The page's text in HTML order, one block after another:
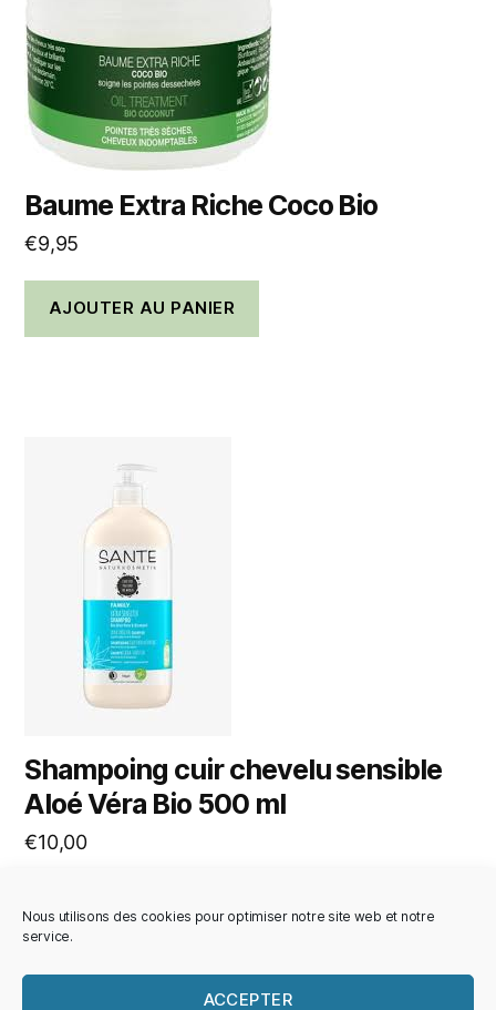
Nous utilisons des cookies pour optimiser notre site web et notre
service.
ACCEPTER
Baume Extra Riche Coco Bio
€9,95
AJOUTER AU PANIER
Shampoing cuir chevelu sensible
Aloé Véra Bio 500 ml
€10,00
AJOUTER AU PANIER